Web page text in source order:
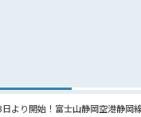
より開始！富士山静岡空港静岡